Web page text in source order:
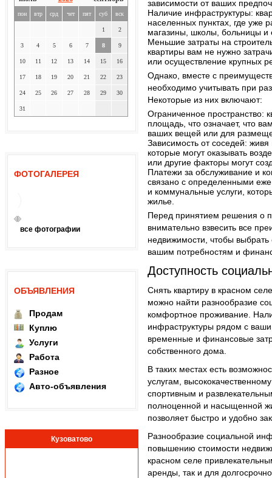
пон втр срд чет пят суб вск
1 2
3 4 5 6 7 8 9
10 11 12 13 14 15 16
17 18 19 20 21 22 23
24 25 26 27 28 29 30
31
ФОТОГАЛЕРЕЯ
все фотографии
ОБЪЯВЛЕНИЯ
Продам
Куплю
Услуги
Работа
Разное
Авто-объявления
Кузоватово
зависимости от ваших
Наличие инфраструктуры:
населенных пунктах, где уже
магазины, школы, больницы и
Меньшие затраты на
квартиры вам не нужно
или осуществление крупных
Однако, вместе с
необходимо учитывать при
Некоторые из них включают:
Ограниченное пространство:
площадь, что означает, что
ваших вещей или для
Зависимость от соседей:
которые могут оказывать
или другие факторы могут
Платежи за обслуживание и
связано с определенными
и коммунальные услуги,
жилье.
Перед принятием решения о
внимательно взвесить все
недвижимости, чтобы
вашим потребностям и
Доступность
Снять квартиру в красном
можно найти разнообразие
комфортное проживание.
инфраструктуры рядом с
временные и финансовые
собственного дома.
В таких местах есть
услугам,
спортивным и
полноценной и насыщенной
позволяет быстро и удобно
Разнообразие социальной
повышению стоимости
красном селе
аренды, так и для